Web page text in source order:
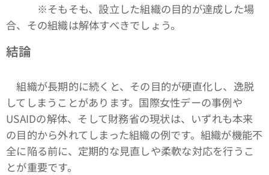
※そもそも、設立した組織の目的が達成した場
合、その組織は解体すべきでしょう。
結論
組織が長期的に続くと、その目的が硬直化し、逸脱
してしまうことがあります。国際女性デーの事例や
USAIDの解体、そして財務省の現状は、いずれも本来
の目的から外れてしまった組織の例です。組織が機能不
全に陥る前に、定期的な見直しや柔軟な対応を行うこ
とが重要です。